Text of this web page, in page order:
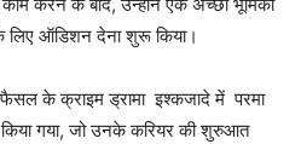
ऑडिशन देना शुरू किया।
के क्राइम ड्रामा इश्कजादे में परमा
किया गया, जो उनके करियर की शुरुआत